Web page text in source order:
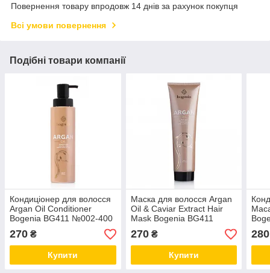
Повернення товару впродовж 14 днів за рахунок покупця
Всі умови повернення
Подібні товари компанії
Кондиціонер для волосся
Argan Oil Conditioner
Bogenia BG411 №002-400
мл
270 ₴
Купити
Маска для волосся Argan
Oil & Caviar Extract Hair
Mask Bogenia BG411
№003-300 мл
270₴
Купити
мл
280